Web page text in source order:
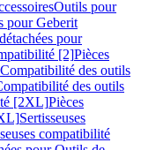
Outils pour
pour Geberit
pour
[2]Pièces
Compatibilité des outils
des outils
[2XL]Pièces
Sertisseuses
compatibilité